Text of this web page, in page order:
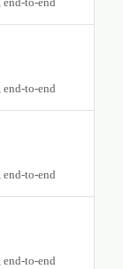
to-end
to-end
to-end